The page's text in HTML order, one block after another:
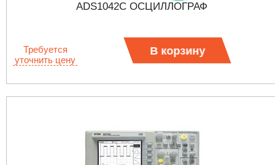
ADS1042C ОСЦИЛЛОГРАФ
Требуется
уточнить цену
В корзину